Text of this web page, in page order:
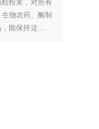
粉末，对所有
物农药、酶制
能保持这些活